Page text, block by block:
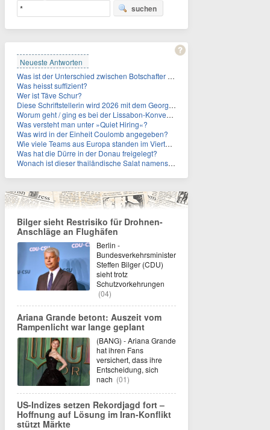
suchen
Neueste Antworten
Was ist der Unterschied zwischen Botschafter und Konsul?
Was heisst suffizient?
Wer ist Täve Schur?
Diese Schriftstellerin wird 2026 mit dem Georg-Büchner-Preis ausgezeichnet. Wie heißt sie?
Worum geht / ging es bei der Lissabon-Konvention?
Was versteht man unter »Quiet Hiring«?
Was wird in der Einheit Coulomb angegeben?
Wie viele Teams aus Europa standen im Viertelfinale der Fußball-WM 2026 in Mexiko, den USA und Kanada?
Was hat die Dürre in der Donau freigelegt?
Wonach ist dieser thailändische Salat namens Nam Tok benannt?
Bilger sieht Restrisiko für Drohnen-
Anschläge an Flughäfen
Berlin -
Bundesverkehrsminister
Steffen Bilger (CDU)
sieht trotz
Schutzvorkehrungen
(04)
Ariana Grande betont: Auszeit vom
Rampenlicht war lange geplant
(BANG) - Ariana Grande
hat ihren Fans
versichert, dass ihre
Entscheidung, sich
nach (01)
US-Indizes setzen Rekordjagd fort –
Hoffnung auf Lösung im Iran-Konflikt
stützt Märkte